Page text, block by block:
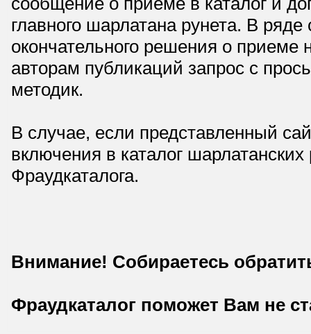
главного шарлатана рунета. В
окончательного решения о приеме
авторам публикаций запрос с
методик.
В случае, если представленный
включения в каталог
Фраудкаталога.
Внимание! Собираетесь
Фраудкаталог поможет Вам не